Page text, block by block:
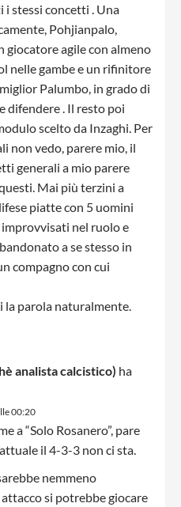
i stessi concetti . Una
Pohjianpalo,
giocatore agile con almeno
nelle gambe e un rifinitore
Palumbo, in grado di
difendere . Il resto poi
scelto da Inzaghi. Per
non vedo, parere mio, il
generali a mio parere
Mai più terzini a
piatte con 5 uomini
nel ruolo e
a se stesso in
compagno con cui
la parola naturalmente.
analista calcistico) ha
00:20
a “Solo Rosanero”, pare
il 4-3-3 non ci sta.
nemmeno
si potrebbe giocare